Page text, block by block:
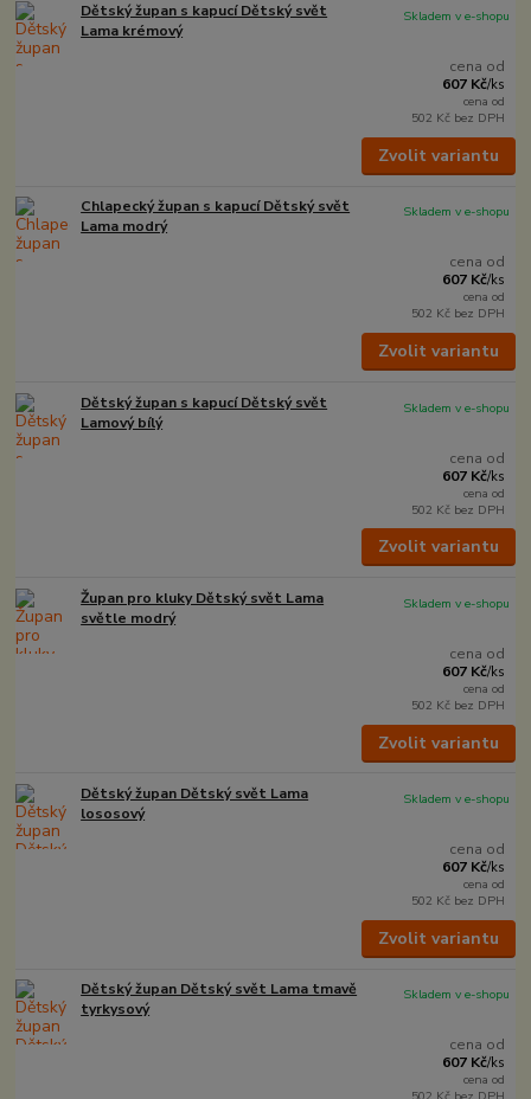
Dětský župan s kapucí Dětský svět
Lama krémový
cena od
607 Kč/ks
cena od
502 Kč bez DPH
Skladem v e-shopu
Zvolit variantu
Chlapecký župan s kapucí Dětský svět
Lama modrý
cena od
607 Kč/ks
cena od
502 Kč bez DPH
Skladem v e-shopu
Zvolit variantu
Dětský župan s kapucí Dětský svět
Lamový bílý
cena od
607 Kč/ks
cena od
502 Kč bez DPH
Skladem v e-shopu
Zvolit variantu
Župan pro kluky Dětský svět Lama
světle modrý
cena od
607 Kč/ks
cena od
502 Kč bez DPH
Skladem v e-shopu
Zvolit variantu
Dětský župan Dětský svět Lama
lososový
cena od
607 Kč/ks
cena od
502 Kč bez DPH
Skladem v e-shopu
Zvolit variantu
Dětský župan Dětský svět Lama tmavě
tyrkysový
cena od
607 Kč/ks
cena od
Skladem v e-shopu